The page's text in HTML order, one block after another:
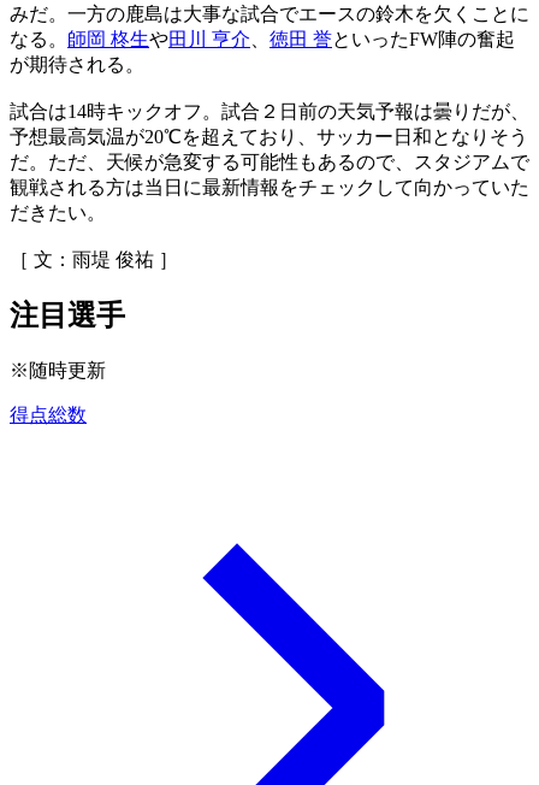
みだ。一方の鹿島は大事な試合でエースの鈴木を欠くことに
なる。 師岡 柊生や田川 亨介 徳田 誉といったFW陣の奮起
が期待される。
試合は14時キックオフ。試合２日前の天気予報は曇りだが、
予想最高気温が20℃を超えており、サッカー日和となりそう
だ。ただ、天候が急変する可能性もあるので、スタジアムで
観戦される方は当日に最新情報をチェックして向かっていた
だきたい。
［ 文：雨堤 俊祐 ］
注目選手
※随時更新
得点総数